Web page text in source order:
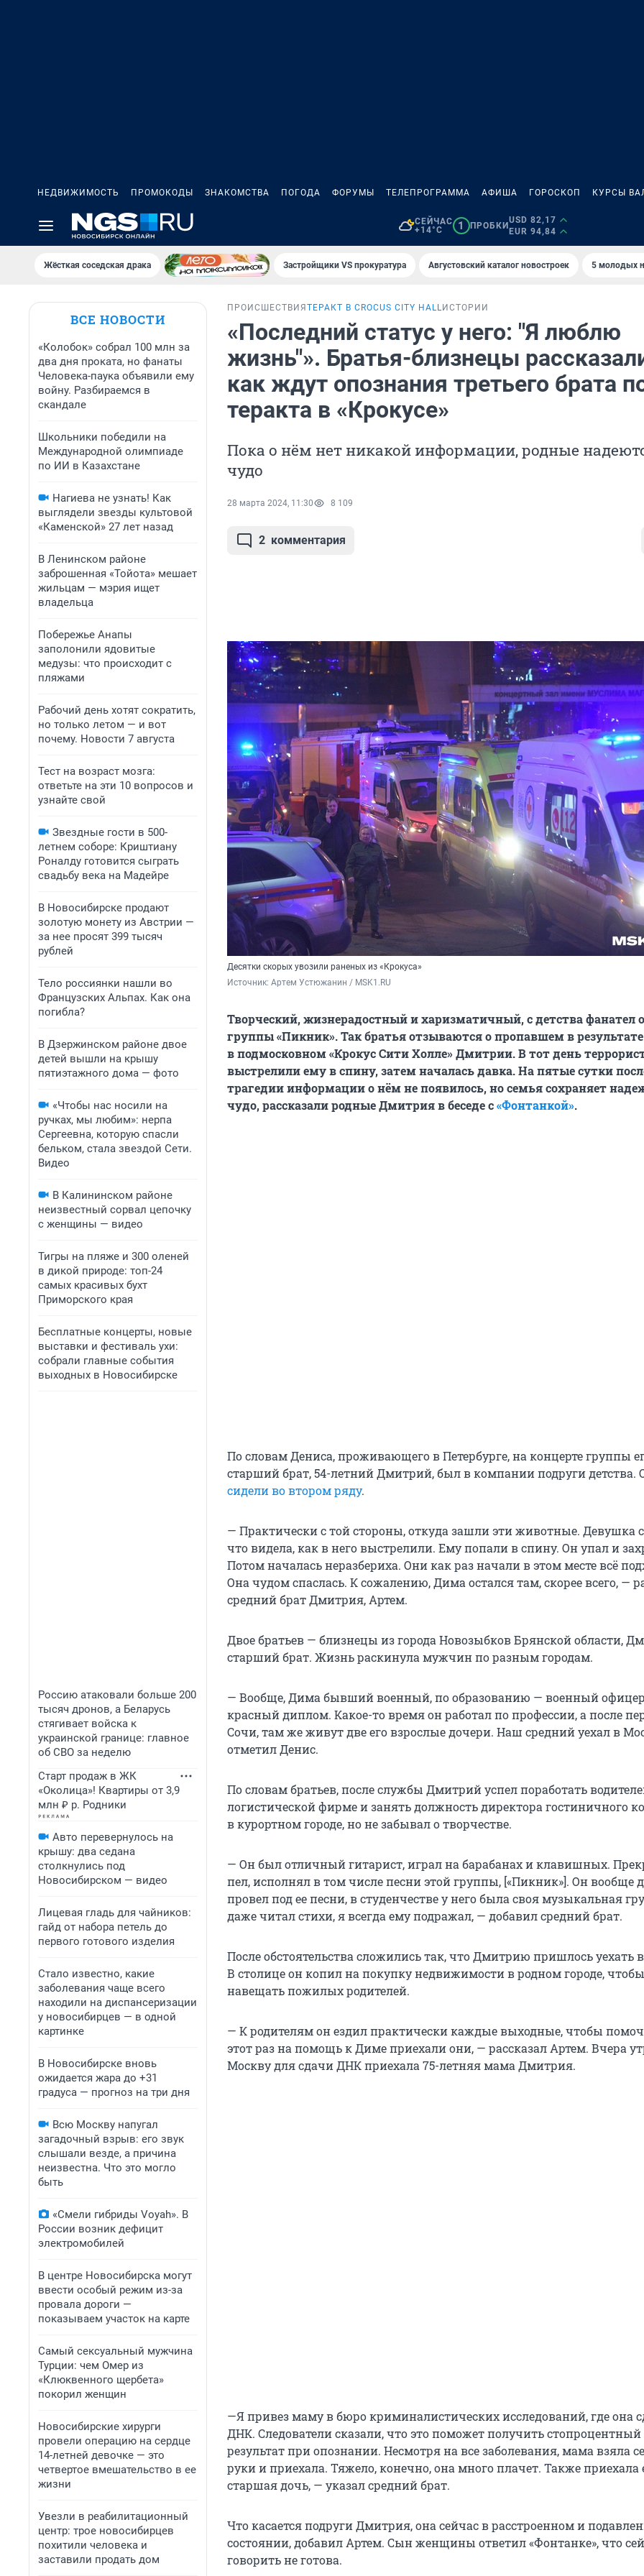
НЕДВИЖИМОСТЬ ПРОМОКОДЫ ЗНАКОМСТВА ПОГОДА ФОРУМЫ ТЕЛЕПРОГРАММА АФИША ГОРОСКОП КУРСЫ
СЕЙЧАС
+14°C
1 ПРОБКИ
USD 82,17
EUR 94,84
Жёсткая соседская драка Застройщики VS прокуратура Августовский каталог новостроек 5 молодых
ВСЕ НОВОСТИ
«Колобок» собрал 100 млн за
два дня проката, но фанаты
Человека-паука объявили ему
войну. Разбираемся в
скандале
Школьники победили на
Международной олимпиаде
по ИИ в Казахстане
Нагиева не узнать! Как
выглядели звезды культовой
«Каменской» 27 лет назад
В Ленинском районе
заброшенная «Тойота» мешает
жильцам — мэрия ищет
владельца
Побережье Анапы
заполонили ядовитые
медузы: что происходит с
пляжами
Рабочий день хотят сократить,
но только летом — и вот
почему. Новости 7 августа
Тест на возраст мозга:
ответьте на эти 10 вопросов и
узнайте свой
Звездные гости в 500-
летнем соборе: Криштиану
Роналду готовится сыграть
свадьбу века на Мадейре
В Новосибирске продают
золотую монету из Австрии —
за нее просят 399 тысяч
рублей
Тело россиянки нашли во
Французских Альпах. Как она
погибла?
В Дзержинском районе двое
детей вышли на крышу
пятиэтажного дома — фото
«Чтобы нас носили на
ручках, мы любим»: нерпа
Сергеевна, которую спасли
бельком, стала звездой Сети.
Видео
В Калининском районе
неизвестный сорвал цепочку
с женщины — видео
Тигры на пляже и 300 оленей
в дикой природе: топ-24
самых красивых бухт
Приморского края
Бесплатные концерты, новые
выставки и фестиваль ухи:
собрали главные события
выходных в Новосибирске
Россию атаковали больше 200
тысяч дронов, а Беларусь
стягивает войска к
украинской границе: главное
об СВО за неделю
Старт продаж в ЖК
«Околица»! Квартиры от 3,9
млн ₽ р. Родники
Авто перевернулось на
крышу: два седана
столкнулись под
Новосибирском — видео
Лицевая гладь для чайников:
гайд от набора петель до
первого готового изделия
Стало известно, какие
заболевания чаще всего
находили на диспансеризации
у новосибирцев — в одной
картинке
В Новосибирске вновь
ожидается жара до +31
градуса — прогноз на три дня
Всю Москву напугал
загадочный взрыв: его звук
слышали везде, а причина
неизвестна. Что это могло
быть
«Смели гибриды Voyah». В
России возник дефицит
электромобилей
В центре Новосибирска могут
ввести особый режим из-за
провала дороги —
показываем участок на карте
Самый сексуальный мужчина
Турции: чем Омер из
«Клюквенного щербета»
покорил женщин
Новосибирские хирурги
провели операцию на сердце
14-летней девочке — это
четвертое вмешательство в ее
жизни
Увезли в реабилитационный
центр: трое новосибирцев
похитили человека и
заставили продать дом
ПРОИСШЕСТВИЯ ТЕРАКТ В CROCUS CITY HALLИСТОРИИ
«Последний статус у него: "Я люблю
жизнь"». Братья-близнецы
как ждут опознания третьего брата
теракта в «Крокусе»
Пока о нём нет никакой информации, родные
чудо
28 марта 2024, 11:30 8 109
2 комментария
Десятки скорых увозили раненых из «Крокуса»
Источник: Артем Устюжанин / MSK1.RU
Творческий, жизнерадостный и харизматичный, с детства фанател
группы «Пикник». Так братья отзываются о пропавшем в
в подмосковном «Крокус Сити Холле» Дмитрии. В тот день
выстрелили ему в спину, затем началась давка. На пятые сутки
трагедии информации о нём не появилось, но семья сохраняет
чудо, рассказали родные Дмитрия в беседе с«Фонтанкой».
По словам Дениса, проживающего в Петербурге, на концерте группы
старший брат, 54-летний Дмитрий, был в компании подруги детства.
сидели во втором ряду.
— Практически с той стороны, откуда зашли эти животные. Девушка
что видела, как в него выстрелили. Ему попали в спину. Он упал и
Потом началась неразбериха. Они как раз начали в этом месте всё
Она чудом спаслась. К сожалению, Дима остался там, скорее всего, —
средний брат Дмитрия, Артем.
Двое братьев — близнецы из города Новозыбков Брянской области,
старший брат. Жизнь раскинула мужчин по разным городам.
— Вообще, Дима бывший военный, по образованию — военный
красный диплом. Какое-то время он работал по профессии, а после
Сочи, там же живут две его взрослые дочери. Наш средний уехал в
отметил Денис.
По словам братьев, после службы Дмитрий успел поработать
логистической фирме и занять должность директора гостиничного
в курортном городе, но не забывал о творчестве.
— Он был отличный гитарист, играл на барабанах и клавишных.
пел, исполнял в том числе песни этой группы, [«Пикник»]. Он вообще
провел под ее песни, в студенчестве у него была своя музыкальная
даже читал стихи, я всегда ему подражал, — добавил средний брат.
После обстоятельства сложились так, что Дмитрию пришлось уехать
В столице он копил на покупку недвижимости в родном городе,
навещать пожилых родителей.
— К родителям он ездил практически каждые выходные, чтобы
этот раз на помощь к Диме приехали они, — рассказал Артем. Вчера
Москву для сдачи ДНК приехала 75-летняя мама Дмитрия.
—Я привез маму в бюро криминалистических исследований, где она
ДНК. Следователи сказали, что это поможет получить стопроцентный
результат при опознании. Несмотря на все заболевания, мама взяла
руки и приехала. Тяжело, конечно, она много плачет. Также приехала
старшая дочь, — указал средний брат.
Что касается подруги Дмитрия, она сейчас в расстроенном и
состоянии, добавил Артем. Сын женщины ответил «Фонтанке», что
говорить не готова.